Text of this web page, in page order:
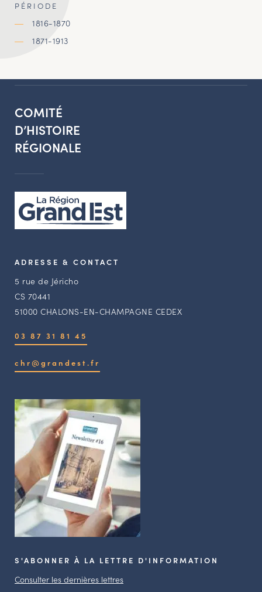
PÉRIODE
1816-1870
1871-1913
COMITÉ
D’HISTOIRE
RÉGIONALE
ADRESSE & CONTACT
5 rue de Jéricho
CS 70441
51000 CHALONS-EN-CHAMPAGNE CEDEX
03 87 31 81 45
chr@grandest.fr
S'ABONNER À LA LETTRE D'INFORMATION
Consulter les dernières lettres